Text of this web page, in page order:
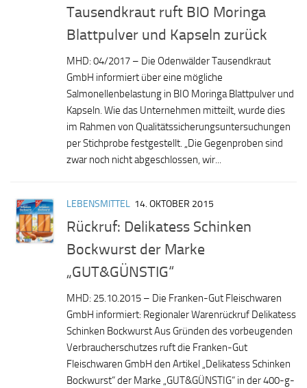
Tausendkraut ruft BIO Moringa
Blattpulver und Kapseln zurück
MHD: 04/2017 – Die Odenwälder Tausendkraut
GmbH informiert über eine mögliche
Salmonellenbelastung in BIO Moringa Blattpulver und
Kapseln. Wie das Unternehmen mitteilt, wurde dies
im Rahmen von Qualitätssicherungsuntersuchungen
per Stichprobe festgestellt. „Die Gegenproben sind
zwar noch nicht abgeschlossen, wir...
LEBENSMITTEL 14. OKTOBER 2015
Rückruf: Delikatess Schinken
Bockwurst der Marke
„GUT&GÜNSTIG“
MHD: 25.10.2015 – Die Franken-Gut Fleischwaren
GmbH informiert: Regionaler Warenrückruf Delikatess
Schinken Bockwurst Aus Gründen des vorbeugenden
Verbraucherschutzes ruft die Franken-Gut
Fleischwaren GmbH den Artikel „Delikatess Schinken
Bockwurst“ der Marke „GUT&GÜNSTIG“ in der 400-g-